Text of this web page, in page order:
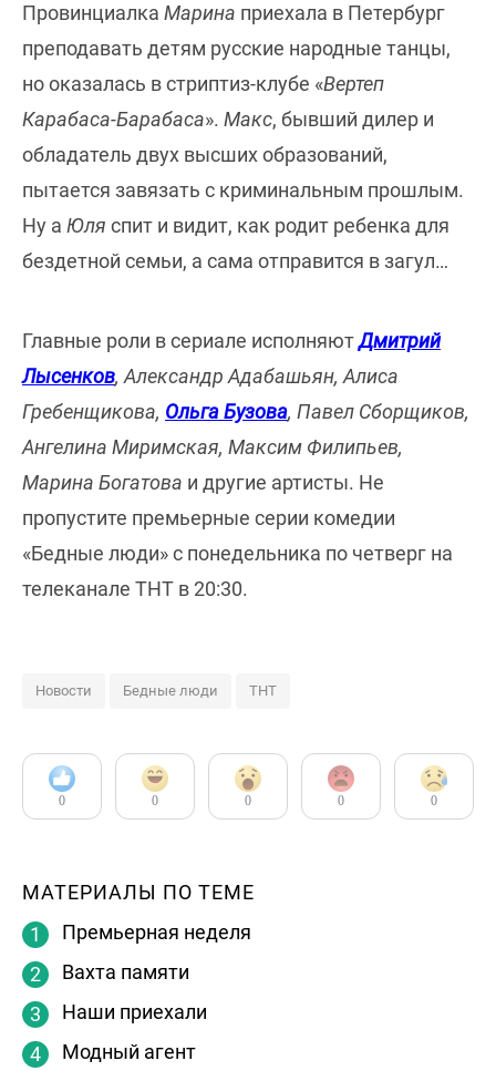
Провинциалка Марина приехала в Петербург
преподавать детям русские народные танцы,
но оказалась в стриптиз-клубе «Вертеп
Карабаса-Барабаса». Макс, бывший дилер и
обладатель двух высших образований,
пытается завязать с криминальным прошлым.
Ну а Юля спит и видит, как родит ребенка для
бездетной семьи, а сама отправится в загул…
Главные роли в сериале исполняютДмитрий
Лысенков, Александр Адабашьян, Алиса
Гребенщикова, Ольга Бузова, Павел Сборщиков,
Ангелина Миримская, Максим Филипьев,
Марина Богатова и другие артисты. Не
пропустите премьерные серии комедии
«Бедные люди» с понедельника по четверг на
телеканале ТНТ в 20:30.
Новости Бедные люди ТНТ
0 0 0 0 0
МАТЕРИАЛЫ ПО ТЕМЕ
Премьерная неделя
Вахта памяти
Наши приехали
Модный агент